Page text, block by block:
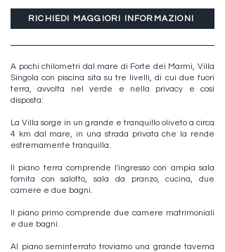
RICHIEDI MAGGIORI INFORMAZIONI
A pochi chilometri dal mare di Forte dei Marmi, Villa
Singola con piscina sita su tre livelli, di cui due fuori
terra, avvolta nel verde e nella privacy e così
disposta:
La Villa sorge in un grande e tranquillo oliveto a circa
4 km dal mare, in una strada privata che la rende
estremamente tranquilla.
Il piano terra comprende l'ingresso con ampia sala
fornita con salotto, sala da pranzo, cucina, due
camere e due bagni.
Il piano primo comprende due camere matrimoniali
e due bagni.
Al piano seminterrato troviamo una grande taverna